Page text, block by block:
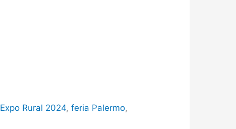
Expo Rural 2024,feria Palermo,